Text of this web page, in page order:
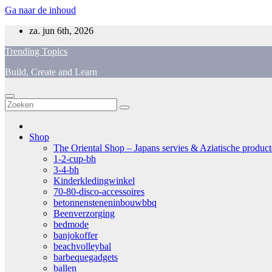
Ga naar de inhoud
za. jun 6th, 2026
Trending Topics
Build, Create and Learn
Shop
The Oriental Shop – Japans servies & Aziatische
1-2-cup-bh
3-4-bh
Kinderkledingwinkel
70-80-disco-accessoires
betonnensteneninbouwbbq
Beenverzorging
bedmode
banjokoffer
beachvolleybal
barbequegadgets
ballen